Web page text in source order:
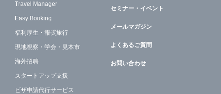
Travel Manager
Easy Booking
福利厚生・報奨旅行
現地視察・学会・見本市
海外招聘
スタートアップ支援
ビザ申請代行サービス
セミナー・イベント
メールマガジン
よくあるご質問
お問い合わせ